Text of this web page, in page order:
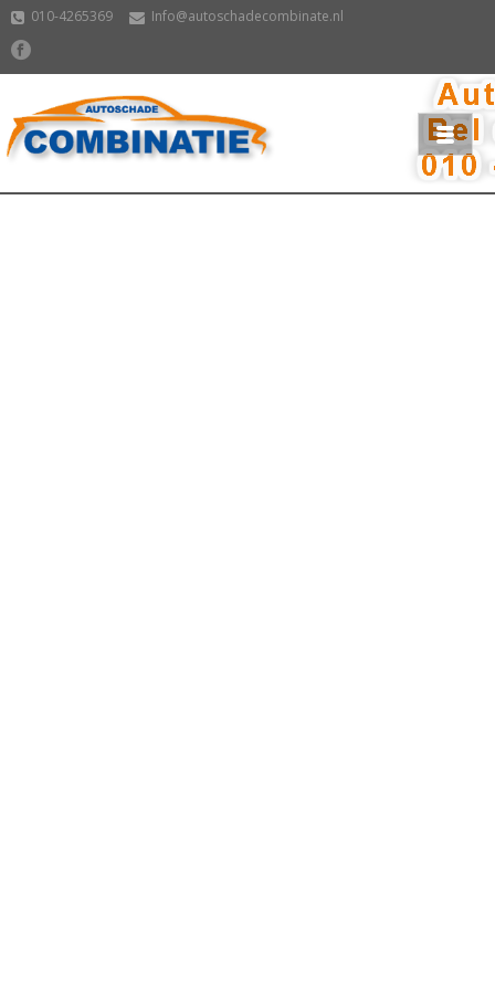
010-4265369 Info@autoschadecombinate.nl